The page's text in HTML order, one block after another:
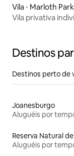
Vila ⋅ Marloth Park
Vila privativa
Destinos
Destinos perto de
Joanesburgo
Aluguéis por
Aluguéis por